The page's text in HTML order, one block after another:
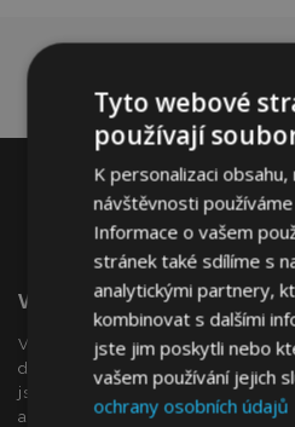
Vítejte Na VTVauto.cz
VTVauto je maloobchodním
dodavatelem autopříslušenství
jsou např .: ozdobné kryty kol
autopotahy, autorohože,
Tyto webové
používají
K personalizaci obsahu,
návštěvnosti
Informace o vašem
stránek také sdílíme s
analytickými partnery,
kombinovat s dalšími
jste jim poskytli nebo
vašem používání jejich
ochrany osobních údajů